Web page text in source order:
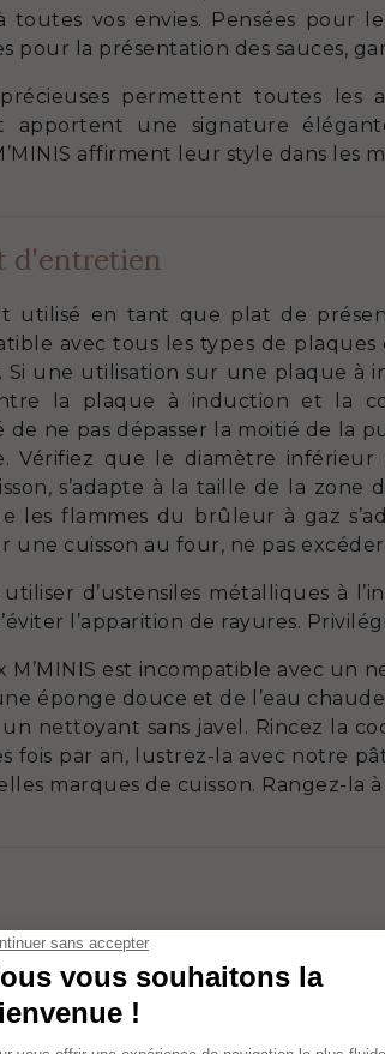
à toutes vos envies. Pensées pour
pour la présentation des sauces,
permettent toutes les
apportent une signature
affirment leur style dans les
d'entretien
utilisé en tant que plat de
avec tous les types de
une utilisation sur une plaque à
la plaque à induction et la
ne pas dépasser la moitié de la
Vérifiez que le diamètre inférieur
s’adapte à la taille de la zone
les flammes du brûleur à gaz
une cuisson au four, ne pas
d’ustensiles métalliques à
l’apparition de rayures.
est incompatible avec un
éponge douce et de l’eau
nettoyant sans javel. Rincez la
fois par an, lustrez-la avec notre
marques de cuisson. Rangez-la à